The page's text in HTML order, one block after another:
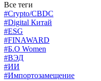
Все теги
#Crypto/CBDC
#Digital Китай
#ESG
#FINAWARD
#Б.О Women
#ВЭД
#ИИ
#Импортозамещение